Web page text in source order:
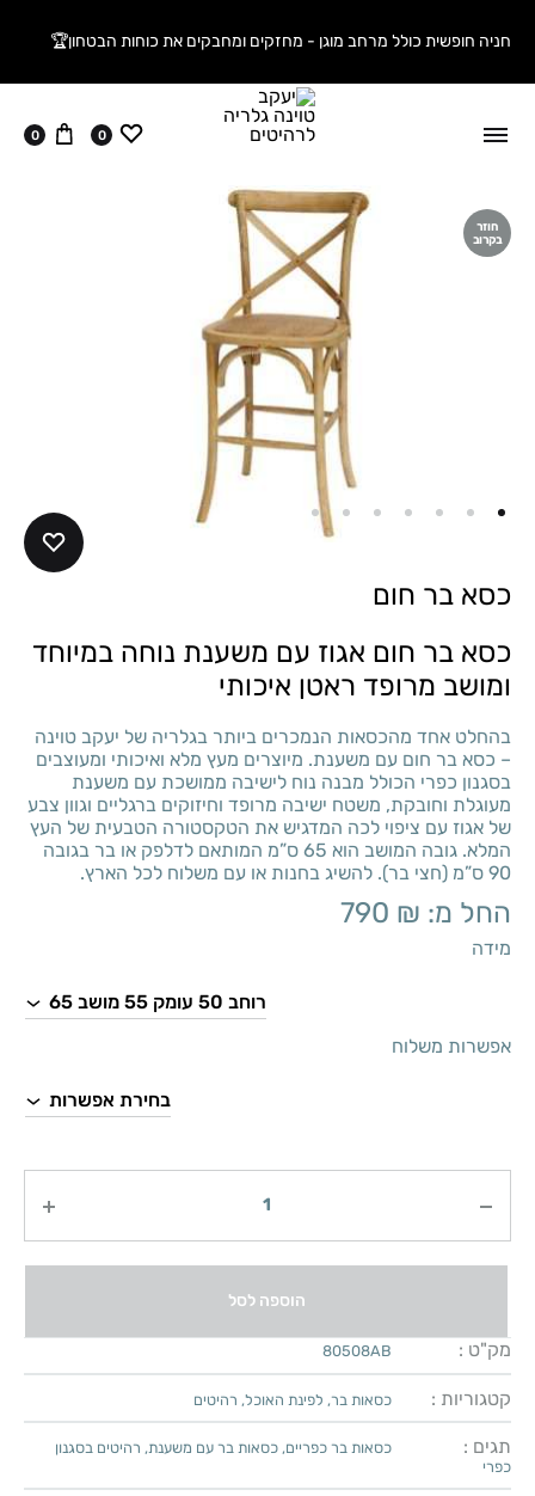
חניה חופשית כולל מרחב מוגן - מחזקים ומחבקים את כוחות הבטחון🏆
ווישליסט
0 עגלה
0
חוזר
בקרוב
כסא בר חום
כסא בר חום אגוז עם משענת נוחה במיוחד
ומושב מרופד ראטן איכותי
בהחלט אחד מהכסאות הנמכרים ביותר בגלריה של יעקב טוינה
– כסא בר חום עם משענת. מיוצרים מעץ מלא ואיכותי ומעוצבים
בסגנון כפרי הכולל מבנה נוח לישיבה ממושכת עם משענת
מעוגלת וחובקת, משטח ישיבה מרופד וחיזוקים ברגליים וגוון צבע
של אגוז עם ציפוי לכה המדגיש את הטקסטורה הטבעית של העץ
המלא. גובה המושב הוא 65 ס”מ המותאם לדלפק או בר בגובה
90 ס”מ (חצי בר). להשיג בחנות או עם משלוח לכל הארץ.
החל מ: 790 ₪
מידה
אפשרות משלוח
הוספה לסל
מק"ט : 80508AB
קטגוריות : כסאות בר, לפינת האוכל, רהיטים
תגים : כסאות בר כפריים, כסאות בר עם משענת, רהיטים בסגנון
כפרי